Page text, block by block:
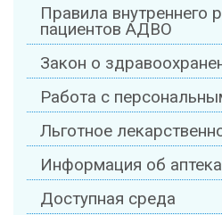
Правила внутреннего
пациентов АДВО
Закон о
Работа с
Льготное
Информация об
Доступная среда